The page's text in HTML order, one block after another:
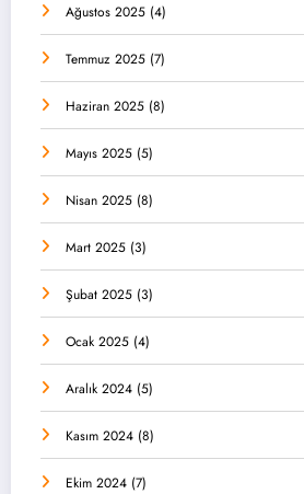
Ağustos 2025 (4)
Temmuz 2025 (7)
Haziran 2025 (8)
Mayıs 2025 (5)
Nisan 2025 (8)
Mart 2025 (3)
Şubat 2025 (3)
Ocak 2025 (4)
Aralık 2024 (5)
Kasım 2024 (8)
Ekim 2024 (7)